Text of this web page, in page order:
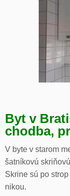
Byt v
chodba,
V byte v starom
šatníkovú
Skrine sú po
nikou.